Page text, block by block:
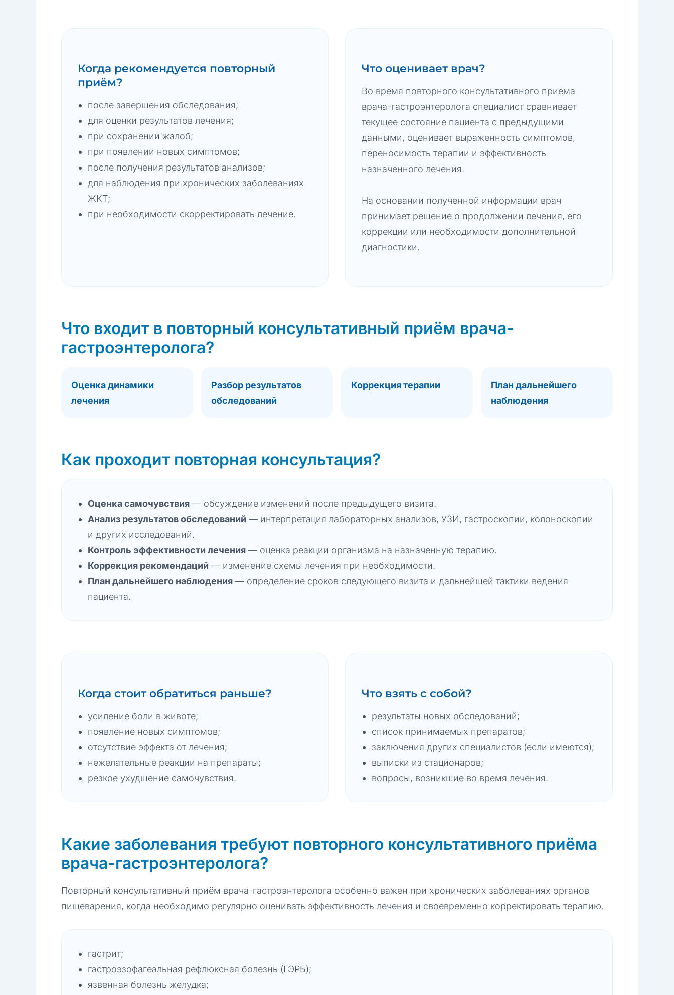
Когда рекомендуется повторный
приём?
после завершения обследования;
для оценки результатов лечения;
при сохранении жалоб;
при появлении новых симптомов;
после получения результатов анализов;
для наблюдения при хронических заболеваниях
ЖКТ;
при необходимости скорректировать лечение.
Что оценивает врач?
Во время повторного консультативного приёма
врача-гастроэнтеролога специалист сравнивает
текущее состояние пациента с предыдущими
данными, оценивает выраженность симптомов,
переносимость терапии и эффективность
назначенного лечения.
На основании полученной информации врач
принимает решение о продолжении лечения, его
коррекции или необходимости дополнительной
диагностики.
Что входит в повторный консультативный приём врача-
гастроэнтеролога?
Оценка динамики
лечения
Разбор результатов
обследований
Коррекция терапии
План дальнейшего
наблюдения
Как проходит повторная консультация?
Оценка самочувствия — обсуждение изменений после предыдущего визита.
Анализ результатов обследований — интерпретация лабораторных анализов, УЗИ, гастроскопии, колоноскопии
и других исследований.
Контроль эффективности лечения — оценка реакции организма на назначенную терапию.
Коррекция рекомендаций — изменение схемы лечения при необходимости.
План дальнейшего наблюдения — определение сроков следующего визита и дальнейшей тактики ведения
пациента.
Когда стоит обратиться раньше?
усиление боли в животе;
появление новых симптомов;
отсутствие эффекта от лечения;
нежелательные реакции на препараты;
резкое ухудшение самочувствия.
Что взять с собой?
результаты новых обследований;
список принимаемых препаратов;
заключения других специалистов (если имеются);
выписки из стационаров;
вопросы, возникшие во время лечения.
Какие заболевания требуют повторного консультативного приёма
врача-гастроэнтеролога?
Повторный консультативный приём врача-гастроэнтеролога особенно важен при хронических заболеваниях органов
пищеварения, когда необходимо регулярно оценивать эффективность лечения и своевременно корректировать терапию.
гастрит;
гастроэзофагеальная рефлюксная болезнь (ГЭРБ);
язвенная болезнь желудка;